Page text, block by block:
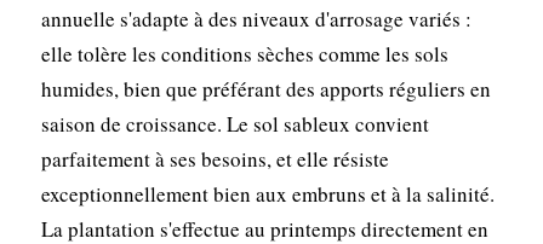
annuelle s'adapte à des niveaux d'arrosage variés :
elle tolère les conditions sèches comme les sols
humides, bien que préférant des apports réguliers en
saison de croissance. Le sol sableux convient
parfaitement à ses besoins, et elle résiste
exceptionnellement bien aux embruns et à la salinité.
La plantation s'effectue au printemps directement en